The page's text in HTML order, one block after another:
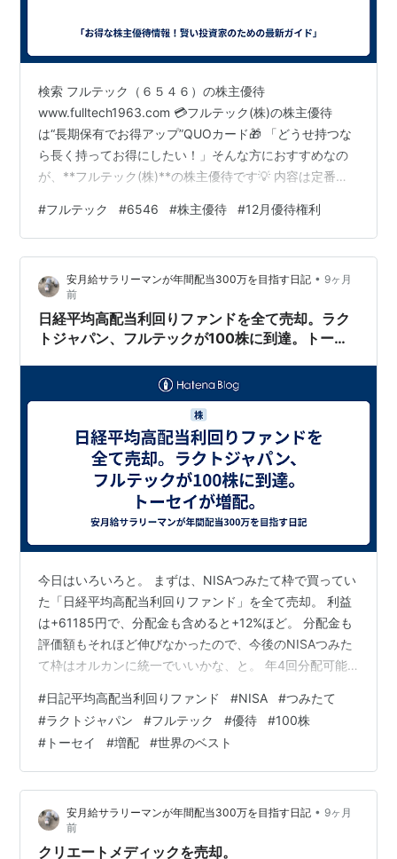
検索 フルテック（６５４６）の株主優待
www.fulltech1963.com 💳フルテック(株)の株主優待
は“長期保有でお得アップ”QUOカード🎁 「どうせ持つな
ら長く持ってお得にしたい！」そんな方におすすめなの
が、**フルテック(株)**の株主優待です💡 内容は定番の
ツコツ持つことで、しっかりリターンが増える“王道優
待”です💖 🗓 権利確定日と株数 権利確定日：12月末日 単
元株数：100株 ※1年以上の判定は、株主名簿に2回以上連
続記載が条件です💡 🎁 株主優待の内容（QUOカード）
保有株数＋保有期間で金額が変わります👇 ▶ 1…
#フルテック #6546 #株主優待 #12月優待権利
安月給サラリーマンが年間配当300万を目指す日記 • 9ヶ月
前
日経平均高配当利回りファンドを全て売却。ラク
トジャパン、フルテックが100株に到達。トーセ
今日はいろいろと。 まずは、NISAつみたて枠で買ってい
た「日経平均高配当利回りファンド」を全て売却。 利益
は+61185円で、分配金も含めると+12%ほど。 分配金も
評価額もそれほど伸びなかったので、今後のNISAつみた
て枠はオルカンに統一でいいかな、と。 年4回分配可能
たらまた考える。 売却した資金のうち、1/3は住宅ローン
口座へ、残りで世界のベストを分割して購入する。 日中
は1株買い中の2銘柄が100株に到達。 ・ラクトジャパン
取得額 3491円 取得額での配当利回り 3.78% 11月に100
株を2年以上保有でカタログギフト300…
#日記平均高配当利回りファンド #NISA #つみたて
#ラクトジャパン #フルテック #優待 #100株
# トーセイ #増配 #世界のベスト
安月給サラリーマンが年間配当300万を目指す日記 • 9ヶ月
前
クリエートメディックを売却。